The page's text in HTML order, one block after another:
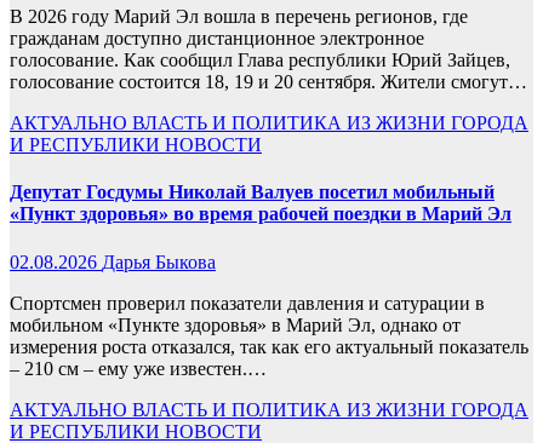
В 2026 году Марий Эл вошла в перечень регионов, где
гражданам доступно дистанционное электронное
голосование. Как сообщил Глава республики Юрий Зайцев,
голосование состоится 18, 19 и 20 сентября. Жители смогут…
АКТУАЛЬНО ВЛАСТЬ И ПОЛИТИКА ИЗ ЖИЗНИ ГОРОДА
И РЕСПУБЛИКИ НОВОСТИ
Депутат Госдумы Николай Валуев посетил мобильный
«Пункт здоровья» во время рабочей поездки в Марий Эл
02.08.2026 Дарья Быкова
Спортсмен проверил показатели давления и сатурации в
мобильном «Пункте здоровья» в Марий Эл, однако от
измерения роста отказался, так как его актуальный показатель
– 210 см – ему уже известен.…
АКТУАЛЬНО ВЛАСТЬ И ПОЛИТИКА ИЗ ЖИЗНИ ГОРОДА
И РЕСПУБЛИКИ НОВОСТИ